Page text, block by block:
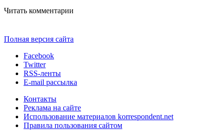
Читать комментарии
Полная версия сайта
Facebook
Twitter
RSS-ленты
E-mail рассылка
Контакты
Реклама на сайте
Использование материалов korrespondent.net
Правила пользования сайтом